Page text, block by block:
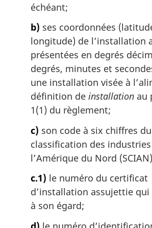
échéant;
b) ses coordonnées
longitude) de l’installation
présentées en degrés
degrés, minutes et
une installation visée à
définition de installation au
1(1) du règlement;
c) son code à six chiffres
classification des
l’Amérique du Nord
c.1) le numéro du certificat
d’installation assujettie
à son égard;